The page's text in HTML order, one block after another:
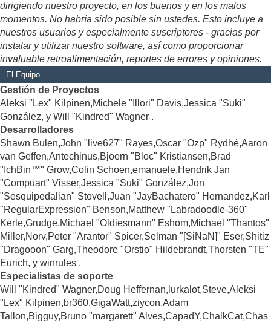
dirigiendo nuestro proyecto, en los buenos y en los malos
momentos. No habría sido posible sin ustedes. Esto incluye a
nuestros usuarios y especialmente suscriptores - gracias por
instalar y utilizar nuestro software, así como proporcionar
invaluable retroalimentación, reportes de errores y opiniones.
El Equipo
Gestión de Proyectos
Aleksi "Lex" Kilpinen,Michele "Illori" Davis,Jessica "Suki"
González, y Will "Kindred" Wagner .
Desarrolladores
Shawn Bulen,John "live627" Rayes,Oscar "Ozp" Rydhé,Aaron
van Geffen,Antechinus,Bjoern "Bloc" Kristiansen,Brad
"IchBin™" Grow,Colin Schoen,emanuele,Hendrik Jan
"Compuart" Visser,Jessica "Suki" González,Jon
"Sesquipedalian" Stovell,Juan "JayBachatero" Hernandez,Karl
"RegularExpression" Benson,Matthew "Labradoodle-360"
Kerle,Grudge,Michael "Oldiesmann" Eshom,Michael "Thantos"
Miller,Norv,Peter "Arantor" Spicer,Selman "[SiNaN]" Eser,Shitiz
"Dragooon" Garg,Theodore "Orstio" Hildebrandt,Thorsten "TE"
Eurich, y winrules .
Especialistas de soporte
Will "Kindred" Wagner,Doug Heffernan,lurkalot,Steve,Aleksi
"Lex" Kilpinen,br360,GigaWatt,ziycon,Adam
Tallon,Bigguy,Bruno "margarett" Alves,CapadY,ChalkCat,Chas